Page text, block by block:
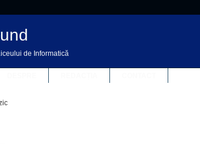
de Informatică